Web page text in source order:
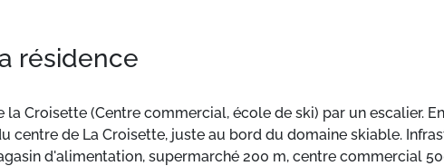
résidence
Croisette (Centre commercial, école de ski) par un escalier.
centre de La Croisette, juste au bord du domaine skiable.
d'alimentation, supermarché 200 m, centre commercial